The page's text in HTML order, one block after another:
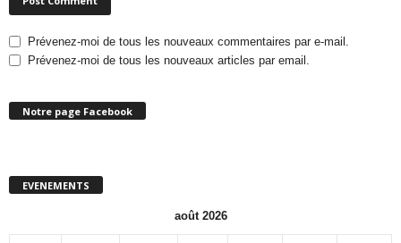
Prévenez-moi de tous les nouveaux commentaires par e-mail.
Prévenez-moi de tous les nouveaux articles par email.
Notre page Facebook
EVENEMENTS
août 2026